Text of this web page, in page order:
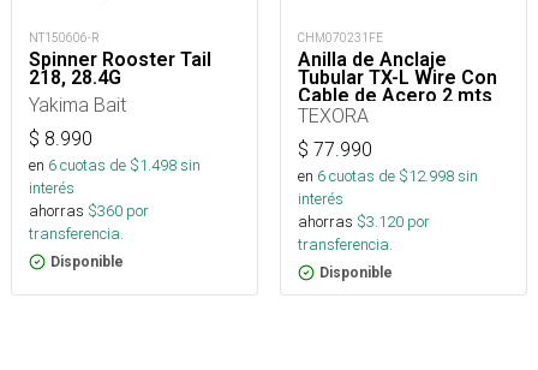
NT150606-R
Spinner Rooster Tail
218, 28.4G
Yakima Bait
$ 8.990
en 6cuotas de $1.498sin
interés
ahorras $360 por
transferencia.
Disponible
CHM070231FE
Anilla de Anclaje
Tubular TX-L Wire Con
Cable de Acero 2 mts
50kN
TEXORA
$ 77.990
en 6cuotas de $12.998sin
interés
ahorras $3.120 por
transferencia.
Disponible